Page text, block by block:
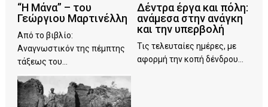
“Η Μάνα” – του
Γεώργιου Μαρτινέλλη
Από το βιβλίο:
Αναγνωστικόν της πέμπτης
τάξεως του...
Δέντρα έργα και πόλη:
ανάμεσα στην ανάγκη
και την υπερβολή
Τις τελευταίες ημέρες, με
αφορμή την κοπή δένδρου...